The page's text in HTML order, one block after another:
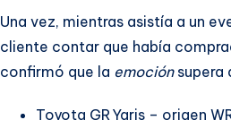
Una vez, mientras asistía a un
cliente contar que había
confirmó que la emociónsupera
Toyota GR Yaris – origen